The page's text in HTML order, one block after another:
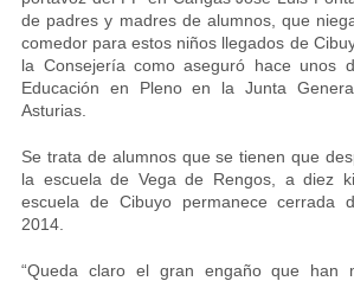
de padres y madres de alumnos, que
comedor para estos niños llegados de
la Consejería como aseguró hace unos
Educación en Pleno en la Junta
Asturias.
Se trata de alumnos que se tienen que
la escuela de Vega de Rengos, a diez
escuela de Cibuyo permanece cerrada
2014.
“Queda claro el gran engaño que han